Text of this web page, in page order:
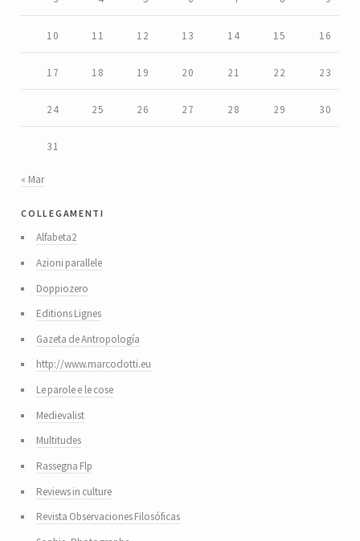
10 11 12 13 14 15 16
17 18 19 20 21 22 23
24 25 26 27 28 29 30
31
« Mar
collegamenti
Alfabeta2
Azioni parallele
Doppiozero
Editions Lignes
Gazeta de Antropología
http://www.marcodotti.eu
Le parole e le cose
Medievalist
Multitudes
Rassegna Flp
Reviews in culture
Revista Observaciones Filosóficas